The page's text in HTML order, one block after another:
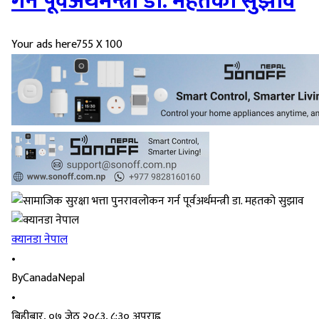
Your ads here755 X 100
क्यानडा नेपाल
•
ByCanadaNepal
•